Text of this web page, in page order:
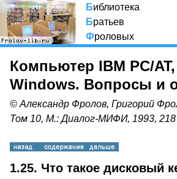
Библиотека
Братьев
Фроловых
Компьютер IBM PC/
Windows. Вопросы и
© Александр Фролов, Григорий
Том 10, М.: Диалог-МИФИ, 1993,
1.25. Что такое дисковый